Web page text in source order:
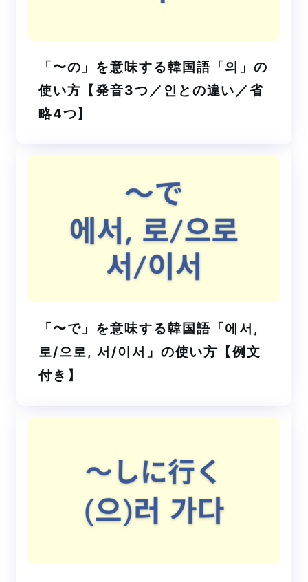
「〜の」を意味する韓国語「의」の
使い方【発音3つ／인との違い／省
略4つ】
「〜で」を意味する韓国語「에서,
로/으로, 서/이서」の使い方【例文
付き】